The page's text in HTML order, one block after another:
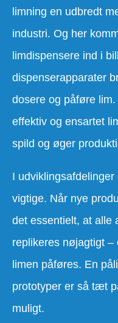
limning en udbredt
industri. Og her
limdispensere ind i
dispenserapparater
dosere og påføre
effektiv og ensartet
spild og øger
I
vigtige. Når nye
det essentielt, at alle
replikeres nøjagtigt –
limen påføres. En
prototyper er så tæt
muligt.